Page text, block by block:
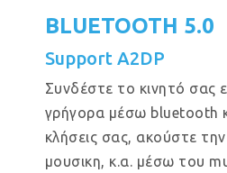
BLUETOOTH 5.0
Support A2DP
Συνδέστε το κινητό σας
γρήγορα μέσω bluetooth
κλήσεις σας, ακούστε
μουσικη, κ.α. μέσω του